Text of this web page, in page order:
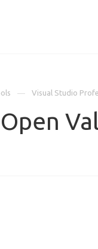
Visual Studio